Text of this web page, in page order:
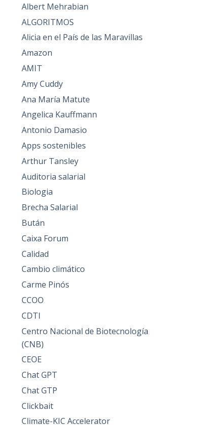
Albert Mehrabian
ALGORITMOS
Alicia en el País de las Maravillas
Amazon
AMIT
Amy Cuddy
Ana María Matute
Angelica Kauffmann
Antonio Damasio
Apps sostenibles
Arthur Tansley
Auditoria salarial
Biologia
Brecha Salarial
Bután
Caixa Forum
Calidad
Cambio climático
Carme Pinós
CCOO
CDTI
Centro Nacional de Biotecnología
(CNB)
CEOE
Chat GPT
Chat GTP
Clickbait
Climate-KIC Accelerator